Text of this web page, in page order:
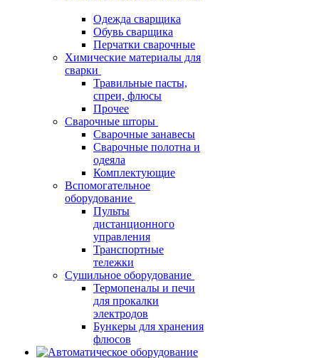
Одежда сварщика
Обувь сварщика
Перчатки сварочные
Химические материалы для
сварки
Травильные пасты,
спреи, флюсы
Прочее
Сварочные шторы
Сварочные занавесы
Сварочные полотна и
одеяла
Комплектующие
Вспомогательное
оборудование
Пульты
дистанционного
управления
Транспортные
тележки
Сушильное оборудование
Термопеналы и печи
для прокалки
электродов
Бункеры для хранения
флюсов